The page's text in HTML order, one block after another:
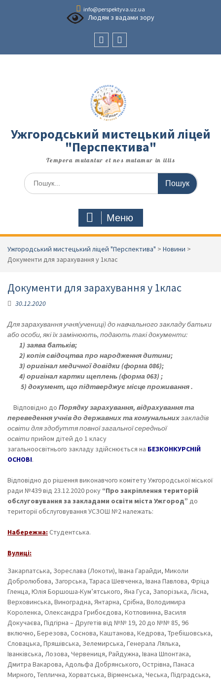
info@perspektyva.uz.ua
Людям з вадами зору
Ужгородський мистецький ліцей
"Перспектива"
Tempora mutantur et nos mutamur in illis
Шукати:
Меню
Ужгородський мистецький ліцей "Перспектива" > Новини >
Документи для зарахування у 1клас
Документи для зарахування у 1клас
30.12.2020
Для зарахування учня(учениці) до навчального закладу батьки
або особи, які їх замінюють, подають такі документи:
1) заява батьків;
2) копія свідоцтва про народження дитини;
3) оригінал медичної довідки (форма 086);
4) оригінал картки щеплень (форма 063) ;
5) документ, що підтверджує місце проживання .
Відповідно до Порядку зарахування, відрахування та
переведення учнів до державних та комунальнихзакладів
освіти для здобуття повної загальної середньої
освітиприйом дітей до 1 класу
загальноосвітнього закладу здійснюється на БЕЗКОНКУРСНІЙ
ОСНОВІ.
Відповідно до рішення виконавчого комітету Ужгородської міської
ради №439 від 23.12.2020 року “Про закріплення територій
обслуговування за закладами освіти міста Ужгород” до
території обслуговування УСЗОШ №2 належать:
Набережна: Студентська.
Вулиці:
Закарпатська, Зореслава (Локоти), Івана Гарайди, Миколи
Добролюбова, Загорська, Тараса Шевченка, Івана Павлова, Фріца
Гленца, Юлія Боршоша-Кум’ятського, Яна Гуса, Запорізька, Лісна,
Верховинська, Виноградна, Янтарна, Срібна, Володимира
Короленка, Олександра Грибоєдова, Котловинна, Василя
Докучаєва, Підгірна – Другетів від №№ 19, 20 до №№ 85, 96
включно, Березова, Соснова, Каштанова, Кедрова, Требішовська,
Словацька, Пряшівська, Зелемирська, Генерала Лялька,
Іванківська, Лозова, Червениця, Райдужна, Івана Шпонтака,
Дмитра Вакарова, Адольфа Добрянського, Острівна, Панаса
Мирного, Теплична, Хорватська, Вірменська, Чеська, Підградська,